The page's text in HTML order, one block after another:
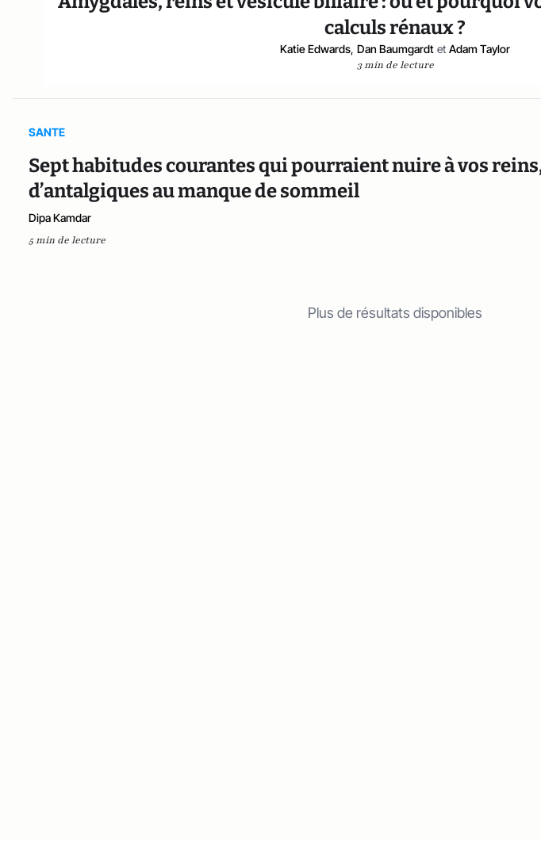
calculs rénaux ?
Katie Edwards, Dan Baumgardt et Adam Taylor
3 min de lecture
SANTE
Sept habitudes courantes qui pourraient nuire à vos
d’antalgiques au manque de sommeil
Dipa Kamdar
5 min de lecture
Plus de résultats disponibles